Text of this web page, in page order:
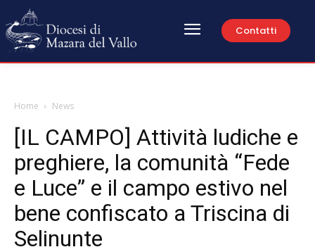
Contatti
Home News
[IL CAMPO] Attività ludiche e
preghiere, la comunità “Fede
e Luce” e il campo estivo nel
bene confiscato a Triscina di
Selinunte